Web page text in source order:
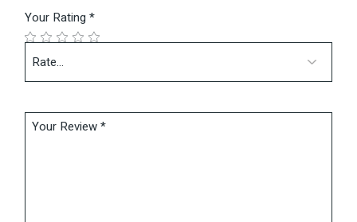
Your Rating*